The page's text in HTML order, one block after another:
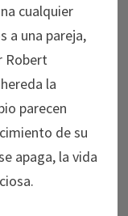
cualquier
a una pareja,
la
parecen
de su
apaga, la vida